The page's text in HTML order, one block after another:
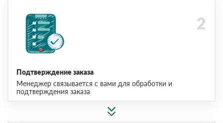
Подтверждение заказа
Менеджер связывается с вами для обработки и
подтверждения заказа